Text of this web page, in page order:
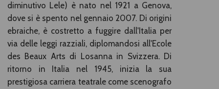
diminutivo Lele) è nato nel 1921 a Genova,
dove si è spento nel gennaio 2007. Di origini
ebraiche, è costretto a fuggire dall'Italia per
via delle leggi razziali, diplomandosi all'Ecole
des Beaux Arts di Losanna in Svizzera. Di
ritorno in Italia nel 1945, inizia la sua
prestigiosa carriera teatrale come scenografo